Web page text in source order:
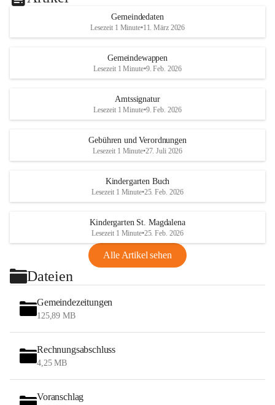
Gemeindedaten
Lesezeit 1 Minute•11. März 2026
Gemeindewappen
Lesezeit 1 Minute•9. Feb. 2026
Amtssignatur
Lesezeit 1 Minute•9. Feb. 2026
Gebühren und Verordnungen
Lesezeit 1 Minute•27. Juli 2026
Kindergarten Buch
Lesezeit 1 Minute•25. Feb. 2026
Kindergarten St. Magdalena
Lesezeit 1 Minute•25. Feb. 2026
Alle Artikel sehen
Dateien
Gemeindezeitungen
125,89 MB
Rechnungsabschluss
4,25 MB
Voranschlag